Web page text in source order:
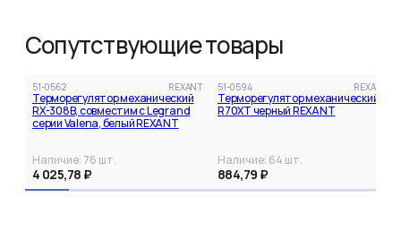
Сопутствующие товары
51-0562 REXANT
Терморегулятор механический
RX-308B, совместим с Legrand
серии Valena, белый REXANT
Наличие: 76 шт.
4 025,78 ₽
51-0594 REXANT
Терморегулятор механический
R70XT черный REXANT
Наличие: 64 шт.
884,79 ₽